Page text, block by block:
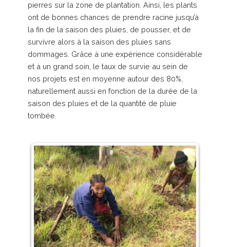
pierres sur la zone de plantation. Ainsi, les plants
ont de bonnes chances de prendre racine jusqu’à
la fin de la saison des pluies, de pousser, et de
survivre alors à la saison des pluies sans
dommages. Grâce à une expérience considérable
et à un grand soin, le taux de survie au sein de
nos projets est en moyenne autour des 80%,
naturellement aussi en fonction de la durée de la
saison des pluies et de la quantité de pluie
tombée.